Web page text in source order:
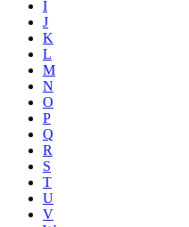
I
J
K
L
M
N
O
P
Q
R
S
T
U
V